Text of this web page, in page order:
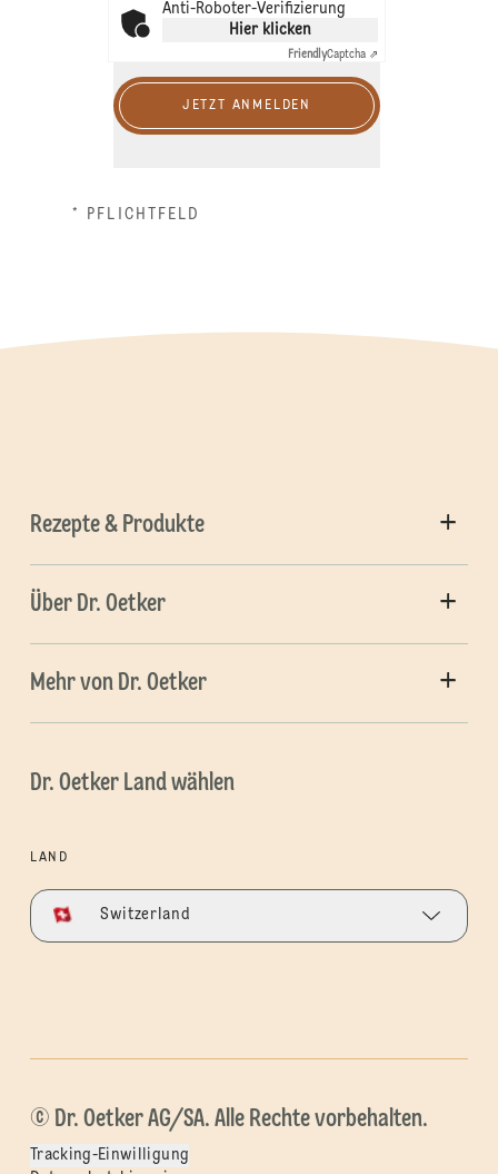
Anti-Roboter-Verifizierung
Hier klicken
FriendlyCaptcha ⇗
JETZT ANMELDEN
* PFLICHTFELD
Rezepte & Produkte
Über Dr. Oetker
Mehr von Dr. Oetker
Dr. Oetker Land wählen
LAND
Switzerland
© Dr. Oetker AG/SA. Alle Rechte vorbehalten.
Tracking-Einwilligung